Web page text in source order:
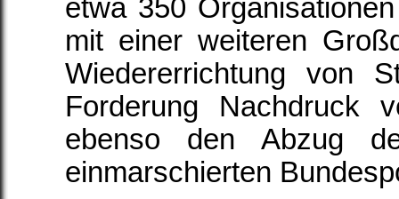
etwa 350
mit einer weiteren
Wiedererrichtung von
Forderung Nachdruck
ebenso den Abzug
einmarschierten